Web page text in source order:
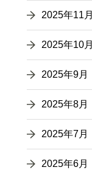
2025年11月
2025年10月
2025年9月
2025年8月
2025年7月
2025年6月